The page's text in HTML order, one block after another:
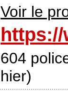
Voir le
604
hier)